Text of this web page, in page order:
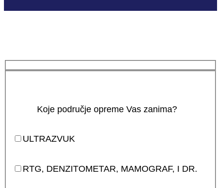
Koje područje opreme Vas zanima?
ULTRAZVUK
RTG, DENZITOMETAR, MAMOGRAF, I DR.